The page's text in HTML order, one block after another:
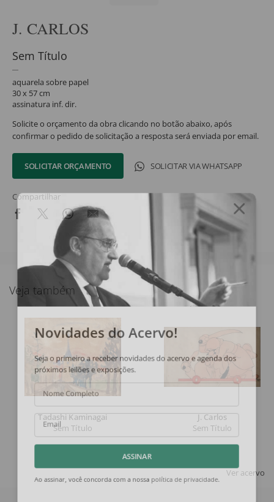
J. CARLOS
Sem Título
aquarela sobre papel
30 x 57 cm
assinatura inf. dir.
Solicite o orçamento da obra clicando no botão abaixo, após
confirmar o pedido de solicitação a resposta será enviada por email.
SOLICITAR ORÇAMENTO SOLICITAR VIA WHATSAPP
Compartilhar
Veja também
Tadashi Kaminagai
Sem Título
J. Carlos
Sem Título
Ver acervo
Novidades do Acervo!
Seja o primeiro a receber novidades do acervo e agenda dos
próximos leilões e exposições.
Nome Completo
Email